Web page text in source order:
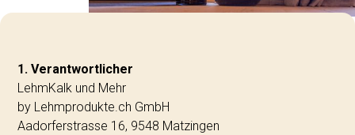
1. Verantwortlicher
LehmKalk und Mehr
by Lehmprodukte.ch GmbH
Aadorferstrasse 16, 9548 Matzingen